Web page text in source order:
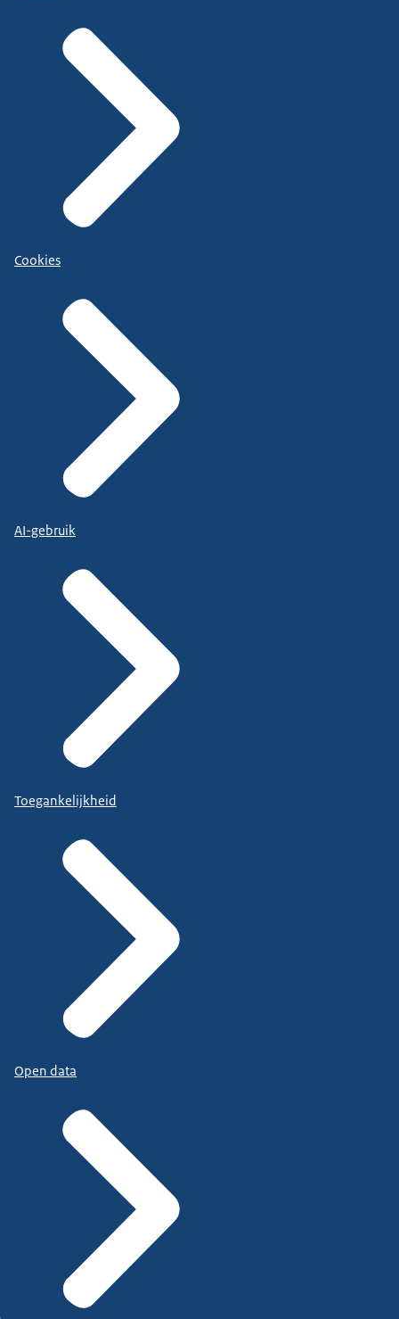
Cookies
AI-gebruik
Toegankelijkheid
Open data